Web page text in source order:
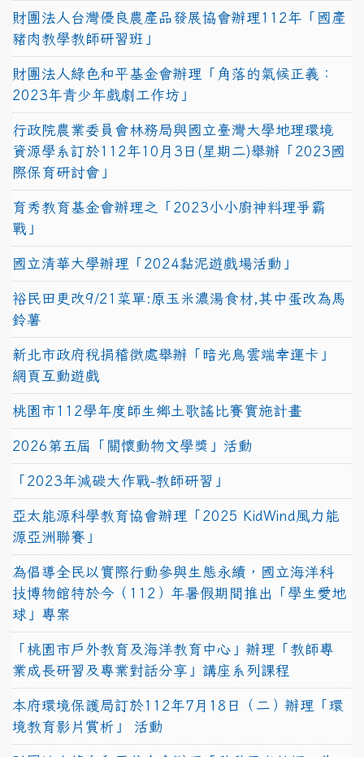
財團法人台灣優良農產品發展協會辦理112年「國產
豬肉教學教師研習班」
財團法人綠色和平基金會辦理「角落的氣候正義：
2023年青少年戲劇工作坊」
行政院農業委員會林務局與國立臺灣大學地理環境
資源學系訂於112年10月3日(星期二)舉辦「2023國
際保育研討會」
育秀教育基金會辦理之「2023小小廚神料理爭霸
戰」
國立清華大學辦理「2024黏泥遊戲場活動」
裕民田更改9/21菜單:原玉米濃湯食材,其中蛋改為馬
鈴薯
新北市政府稅捐稽徵處舉辦「暗光鳥雲端幸運卡」
網頁互動遊戲
桃園市112學年度師生鄉土歌謠比賽實施計畫
2026第五屆「關懷動物文學獎」活動
「2023年減碳大作戰-教師研習」
亞太能源科學教育協會辦理「2025 KidWind風力能
源亞洲聯賽」
為倡導全民以實際行動參與生態永續，國立海洋科
技博物館特於今（112）年暑假期間推出「學生愛地
球」專案
「桃園市戶外教育及海洋教育中心」辦理「教師專
業成長研習及專業對話分享」講座系列課程
本府環境保護局訂於112年7月18日（二）辦理「環
境教育影片賞析」 活動